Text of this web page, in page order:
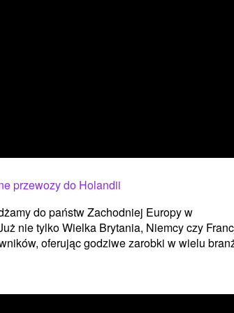
przewozy do Holandii
do państw Zachodniej Europy w
nie tylko Wielka Brytania, Niemcy czy
oferując godziwe zarobki w wielu